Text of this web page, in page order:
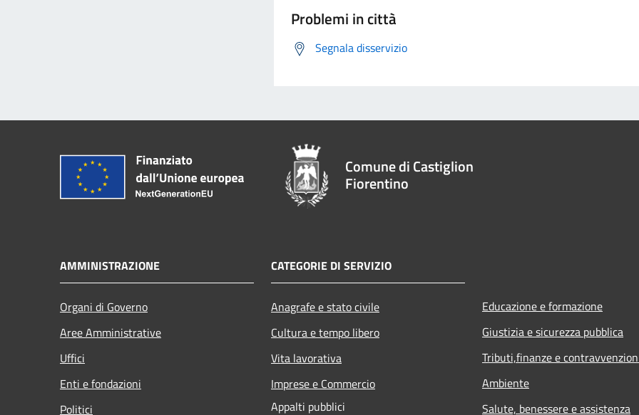
Problemi in città
Segnala disservizio
Comune di Castiglion
Fiorentino
AMMINISTRAZIONE
Organi di Governo
Aree Amministrative
Uffici
Enti e fondazioni
Politici
CATEGORIE DI SERVIZIO
Anagrafe e stato civile
Cultura e tempo libero
Vita lavorativa
Imprese e Commercio
Appalti pubblici
Educazione e formazione
Giustizia e sicurezza pubblica
Tributi,finanze e
Ambiente
Salute, benessere e assistenza